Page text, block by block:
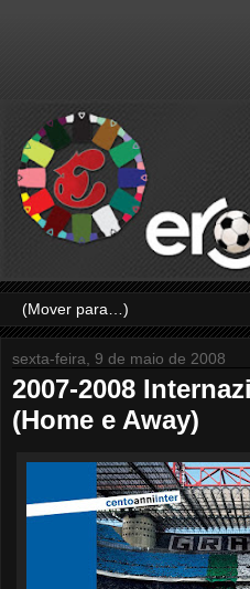
sexta-feira, 9 de maio de 2008
2007-2008
(Home e Away)